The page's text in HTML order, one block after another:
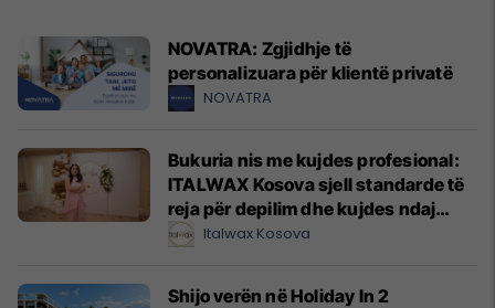
NOVATRA: Zgjidhje të
personalizuara për klientë privatë
NOVATRA
Bukuria nis me kujdes profesional:
ITALWAX Kosova sjell standarde të
reja për depilim dhe kujdes ndaj
lëkurësItalwax Kosova
Shijo verën në Holiday In 2